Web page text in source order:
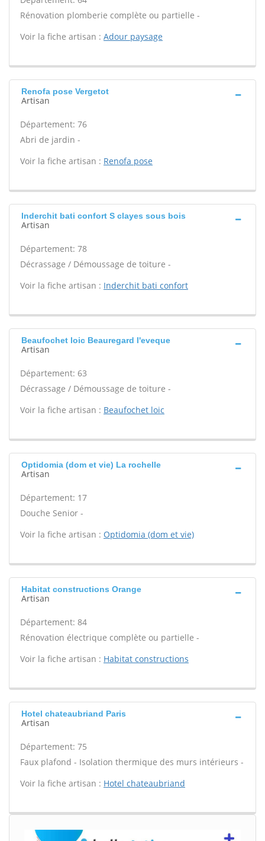
Rénovation plomberie complète ou partielle -
Voir la fiche artisan : Adour paysage
Renofa pose Vergetot
Artisan
Département: 76
Abri de jardin -
Voir la fiche artisan : Renofa pose
Inderchit bati confort S clayes sous bois
Artisan
Département: 78
Décrassage / Démoussage de toiture -
Voir la fiche artisan : Inderchit bati confort
Beaufochet loic Beauregard l'eveque
Artisan
Département: 63
Décrassage / Démoussage de toiture -
Voir la fiche artisan : Beaufochet loic
Optidomia (dom et vie) La rochelle
Artisan
Département: 17
Douche Senior -
Voir la fiche artisan : Optidomia (dom et vie)
Habitat constructions Orange
Artisan
Département: 84
Rénovation électrique complète ou partielle -
Voir la fiche artisan : Habitat constructions
Hotel chateaubriand Paris
Artisan
Département: 75
Faux plafond - Isolation thermique des murs intérieurs -
Voir la fiche artisan : Hotel chateaubriand